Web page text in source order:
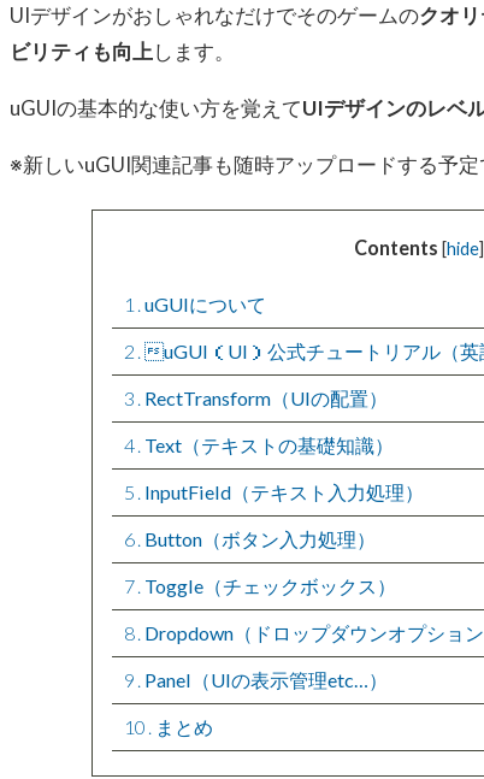
UIデザインがおしゃれなだけでそのゲームのクオ
ビリティも向上します。
uGUIの基本的な使い方を覚えてUIデザインのレベ
※新しいuGUI関連記事も随時アップロードする予
Contents [hide]
1 uGUIについて
2 uGUI（UI）公式チュートリアル（英
3 RectTransform（UIの配置）
4 Text（テキストの基礎知識）
5 InputField（テキスト入力処理）
6 Button（ボタン入力処理）
7 Toggle（チェックボックス）
8 Dropdown（ドロップダウンオプショ
9 Panel（UIの表示管理etc…）
10 まとめ